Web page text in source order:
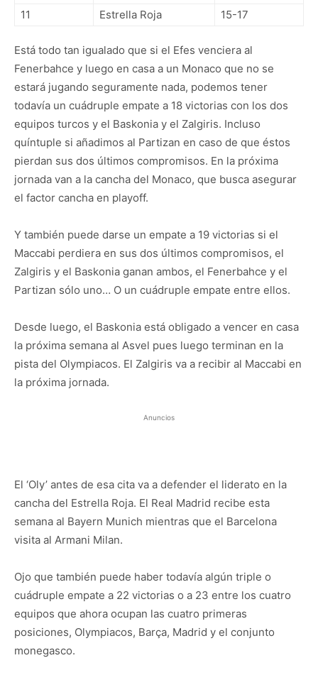
11
Estrella Roja 15-17
Está todo tan igualado que si el Efes venciera al
Fenerbahce y luego en casa a un Monaco que no se
estará jugando seguramente nada, podemos tener
todavía un cuádruple empate a 18 victorias con los dos
equipos turcos y el Baskonia y el Zalgiris. Incluso
quíntuple si añadimos al Partizan en caso de que éstos
pierdan sus dos últimos compromisos. En la próxima
jornada van a la cancha del Monaco, que busca asegurar
el factor cancha en playoff.
Y también puede darse un empate a 19 victorias si el
Maccabi perdiera en sus dos últimos compromisos, el
Zalgiris y el Baskonia ganan ambos, el Fenerbahce y el
Partizan sólo uno… O un cuádruple empate entre ellos.
Desde luego, el Baskonia está obligado a vencer en casa
la próxima semana al Asvel pues luego terminan en la
pista del Olympiacos. El Zalgiris va a recibir al Maccabi en
la próxima jornada.
Anuncios
El ‘Oly’ antes de esa cita va a defender el liderato en la
cancha del Estrella Roja. El Real Madrid recibe esta
semana al Bayern Munich mientras que el Barcelona
visita al Armani Milan.
Ojo que también puede haber todavía algún triple o
cuádruple empate a 22 victorias o a 23 entre los cuatro
equipos que ahora ocupan las cuatro primeras
posiciones, Olympiacos, Barça, Madrid y el conjunto
monegasco.